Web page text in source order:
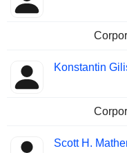
Konstantin
Scott H.